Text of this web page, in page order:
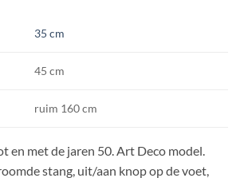
35 cm
45 cm
ruim 160 cm
met de jaren 50. Art Deco model.
stang, uit/aan knop op de voet,